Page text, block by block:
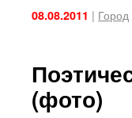
08.08.2011 | Город
(фото)